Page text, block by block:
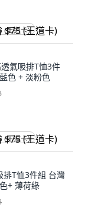
(王道卡)
氣吸排T恤3件
色 + 淡粉色
(王道卡)
T恤3件組 台灣
+ 薄荷綠